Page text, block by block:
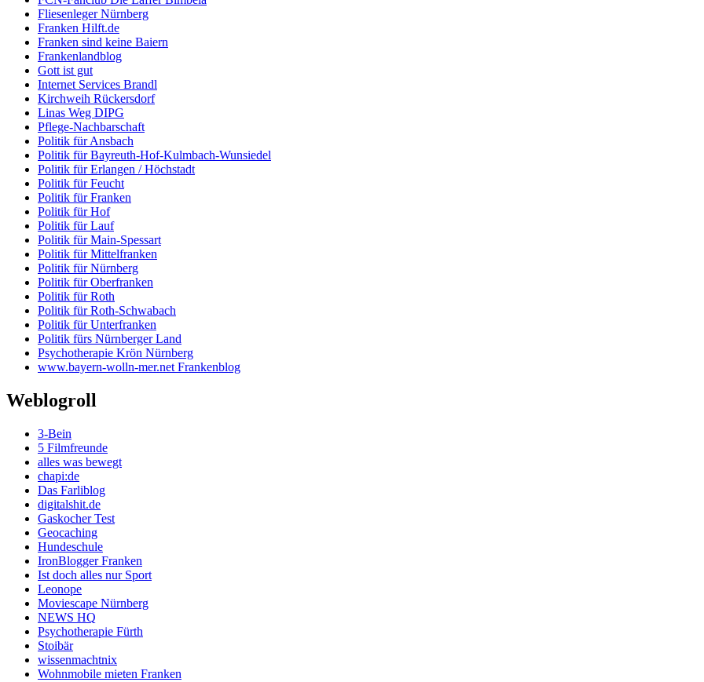
Fliesenleger Nürnberg
Franken Hilft.de
Franken sind keine Baiern
Frankenlandblog
Gott ist gut
Internet Services Brandl
Kirchweih Rückersdorf
Linas Weg DIPG
Pflege-Nachbarschaft
Politik für Ansbach
Politik für Bayreuth-Hof-Kulmbach-Wunsiedel
Politik für Erlangen / Höchstadt
Politik für Feucht
Politik für Franken
Politik für Hof
Politik für Lauf
Politik für Main-Spessart
Politik für Mittelfranken
Politik für Nürnberg
Politik für Oberfranken
Politik für Roth
Politik für Roth-Schwabach
Politik für Unterfranken
Politik fürs Nürnberger Land
Psychotherapie Krön Nürnberg
www.bayern-wolln-mer.net Frankenblog
Weblogroll
3-Bein
5 Filmfreunde
alles was bewegt
chapi:de
Das Farliblog
digitalshit.de
Gaskocher Test
Geocaching
Hundeschule
IronBlogger Franken
Ist doch alles nur Sport
Leonope
Moviescape Nürnberg
NEWS HQ
Psychotherapie Fürth
Stoibär
wissenmachtnix
Wohnmobile mieten Franken